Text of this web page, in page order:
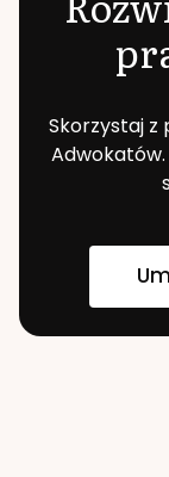
Skorzystaj